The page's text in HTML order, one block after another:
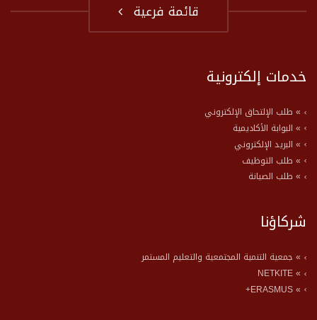
قائمة فرعية
خدمات إلكترونية
» طلب الإلتحاق الإلكتروني
» البوابة الأكاديمية
» البريد الإلكتروني
» طلب التوظيف
» طلب الصيانة
شركاؤنا
» جمعية التنمية المجتمعية والتعليم المستمر
» NETKITE
» ERASMUS+